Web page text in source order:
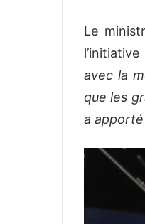
Le
avec la
que les
a